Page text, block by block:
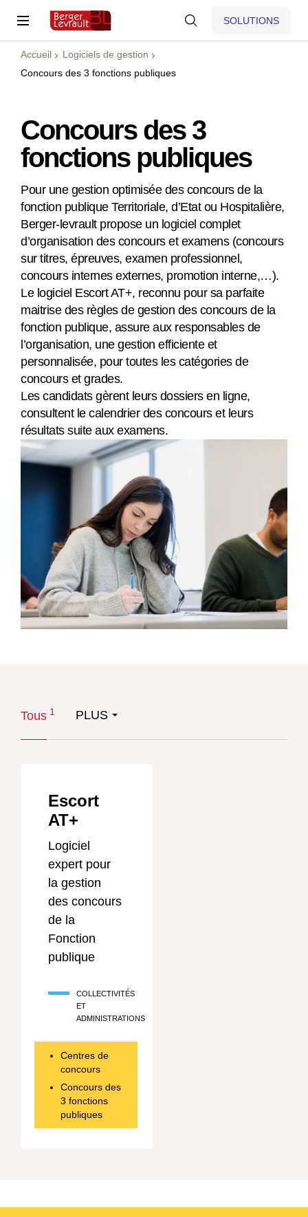
SOLUTIONS
Accueil
Logiciels de gestion
Concours des 3 fonctions publiques
Concours des 3
fonctions publiques
Pour une gestion optimisée des concours de la
fonction publique Territoriale, d’Etat ou Hospitalière,
Berger-levrault propose un logiciel complet
d’organisation des concours et examens (concours
sur titres, épreuves, examen professionnel,
concours internes externes, promotion interne,…).
Le logiciel Escort AT+, reconnu pour sa parfaite
maitrise des règles de gestion des concours de la
fonction publique, assure aux responsables de
l’organisation, une gestion efficiente et
personnalisée, pour toutes les catégories de
concours et grades.
Les candidats gèrent leurs dossiers en ligne,
consultent le calendrier des concours et leurs
résultats suite aux examens.
Tous 1 PLUS
Escort
AT+
Logiciel
expert pour
la gestion
des concours
de la
Fonction
publique
COLLECTIVITÉS
ET
ADMINISTRATIONS
Centres de
concours
Concours des
3 fonctions
publiques